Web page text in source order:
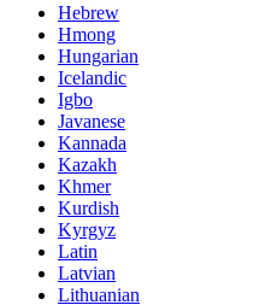
Hebrew
Hmong
Hungarian
Icelandic
Igbo
Javanese
Kannada
Kazakh
Khmer
Kurdish
Kyrgyz
Latin
Latvian
Lithuanian